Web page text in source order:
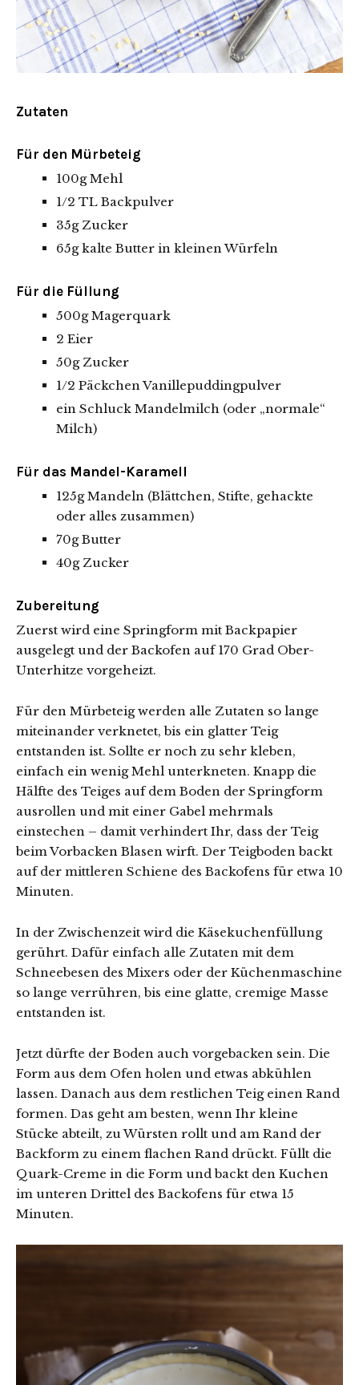
Zutaten
Für den Mürbeteig
100g Mehl
1/2 TL Backpulver
35g Zucker
65g kalte Butter in kleinen Würfeln
Für die Füllung
500g Magerquark
2 Eier
50g Zucker
1/2 Päckchen Vanillepuddingpulver
ein Schluck Mandelmilch (oder „normale“
Milch)
Für das Mandel-Karamell
125g Mandeln (Blättchen, Stifte, gehackte
oder alles zusammen)
70g Butter
40g Zucker
Zubereitung
Zuerst wird eine Springform mit Backpapier
ausgelegt und der Backofen auf 170 Grad Ober-
Unterhitze vorgeheizt.
Für den Mürbeteig werden alle Zutaten so lange
miteinander verknetet, bis ein glatter Teig
entstanden ist. Sollte er noch zu sehr kleben,
einfach ein wenig Mehl unterkneten. Knapp die
Hälfte des Teiges auf dem Boden der Springform
ausrollen und mit einer Gabel mehrmals
einstechen – damit verhindert Ihr, dass der Teig
beim Vorbacken Blasen wirft. Der Teigboden backt
auf der mittleren Schiene des Backofens für etwa 10
Minuten.
In der Zwischenzeit wird die Käsekuchenfüllung
gerührt. Dafür einfach alle Zutaten mit dem
Schneebesen des Mixers oder der Küchenmaschine
so lange verrühren, bis eine glatte, cremige Masse
entstanden ist.
Jetzt dürfte der Boden auch vorgebacken sein. Die
Form aus dem Ofen holen und etwas abkühlen
lassen. Danach aus dem restlichen Teig einen Rand
formen. Das geht am besten, wenn Ihr kleine
Stücke abteilt, zu Würsten rollt und am Rand der
Backform zu einem flachen Rand drückt. Füllt die
Quark-Creme in die Form und backt den Kuchen
im unteren Drittel des Backofens für etwa 15
Minuten.